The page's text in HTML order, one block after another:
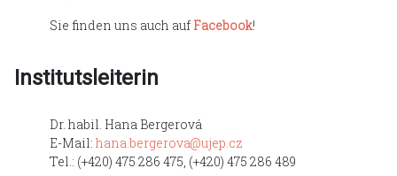
Sie finden uns auch auf Facebook!
Institutsleiterin
Dr. habil. Hana Bergerová
E-Mail: hana.bergerova@ujep.cz
Tel.: (+420) 475 286 475, (+420) 475 286 489